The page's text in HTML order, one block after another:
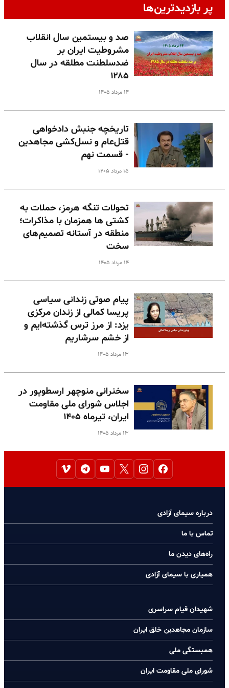
پر بازدیدترین‌ها
صد و بیستمین سال انقلاب
مشروطیت ایران بر
ضدسلطنت مطلقه در سال
۱۲۸۵
۱۴ مرداد ۱۴۰۵
تاریخچه جنبش دادخواهی
قتل‌عام و نسل‌کشی مجاهدین
- قسمت نهم
۱۵ مرداد ۱۴۰۵
تحولات تنگه هرمز، حملات به
کشتی ها همزمان با مذاکرات؛
منطقه در آستانه تصمیم‌های
سخت
۱۴ مرداد ۱۴۰۵
پیام صوتی زندانی سیاسی
پریسا کمالی از زندان مرکزی
یزد: از مرز ترس گذشته‌ایم و
از خشم سرشاریم
۱۳ مرداد ۱۴۰۵
سخنرانی منوچهر ارسطوپور در
اجلاس شورای ملی مقاومت
ایران، تیرماه ۱۴۰۵
۱۳ مرداد ۱۴۰۵
درباره سیمای آزادی
تماس با ما
راه‌های دیدن ما
همیاری با سیمای آزادی
شهیدان قیام سراسری
سازمان مجاهدین خلق ایران
همبستگی ملی
شورای ملی مقاومت ایران